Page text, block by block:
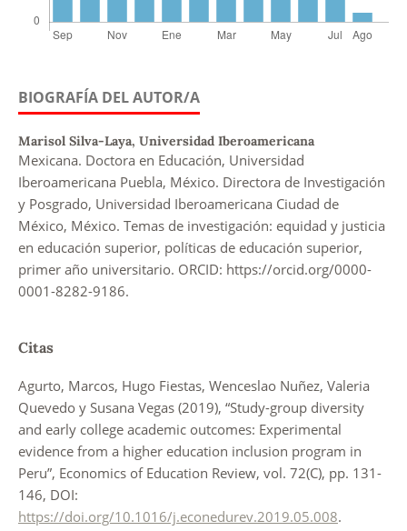
BIOGRAFÍA DEL AUTOR/A
Marisol Silva-Laya, Universidad Iberoamericana
Mexicana. Doctora en Educación, Universidad
Iberoamericana Puebla, México. Directora de Investigación
y Posgrado, Universidad Iberoamericana Ciudad de
México, México. Temas de investigación: equidad y justicia
en educación superior, políticas de educación superior,
primer año universitario. ORCID: https://orcid.org/0000-
0001-8282-9186.
Citas
Agurto, Marcos, Hugo Fiestas, Wenceslao Nuñez, Valeria
Quevedo y Susana Vegas (2019), “Study-group diversity
and early college academic outcomes: Experimental
evidence from a higher education inclusion program in
Peru”, Economics of Education Review, vol. 72(C), pp. 131-
146, DOI:
https://doi.org/10.1016/j.econedurev.2019.05.008.